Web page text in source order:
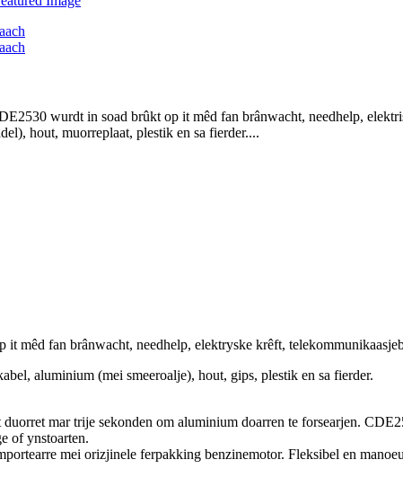
wurdt in soad brûkt op it mêd fan brânwacht, needhelp,
hout, muorreplaat, plestik en sa fierder....
mêd fan brânwacht, needhelp, elektryske krêft,
aluminium (mei smeeroalje), hout, gips, plestik en sa fierder.
mar trije sekonden om aluminium doarren te forsearjen.
of ynstoarten.
mei orizjinele ferpakking benzinemotor. Fleksibel en